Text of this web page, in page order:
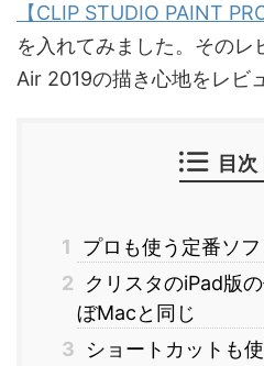
【CLIP STUDIO PAINT PRO
を入れてみました。そのレ
Air 2019の描き心地をレビ
目次
1
プロも使う定番ソ
2
クリスタのiPad版
ぼMacと同じ
3
ショートカットも